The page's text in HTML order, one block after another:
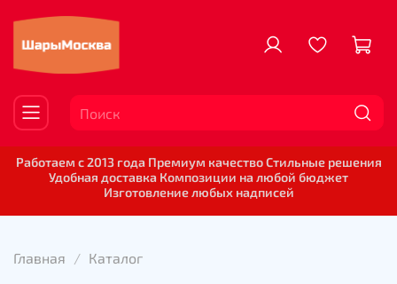
Работаем с 2013 года Премиум качество Стильные решения
Удобная доставка Композиции на любой бюджет
Изготовление любых надписей
Главная Каталог